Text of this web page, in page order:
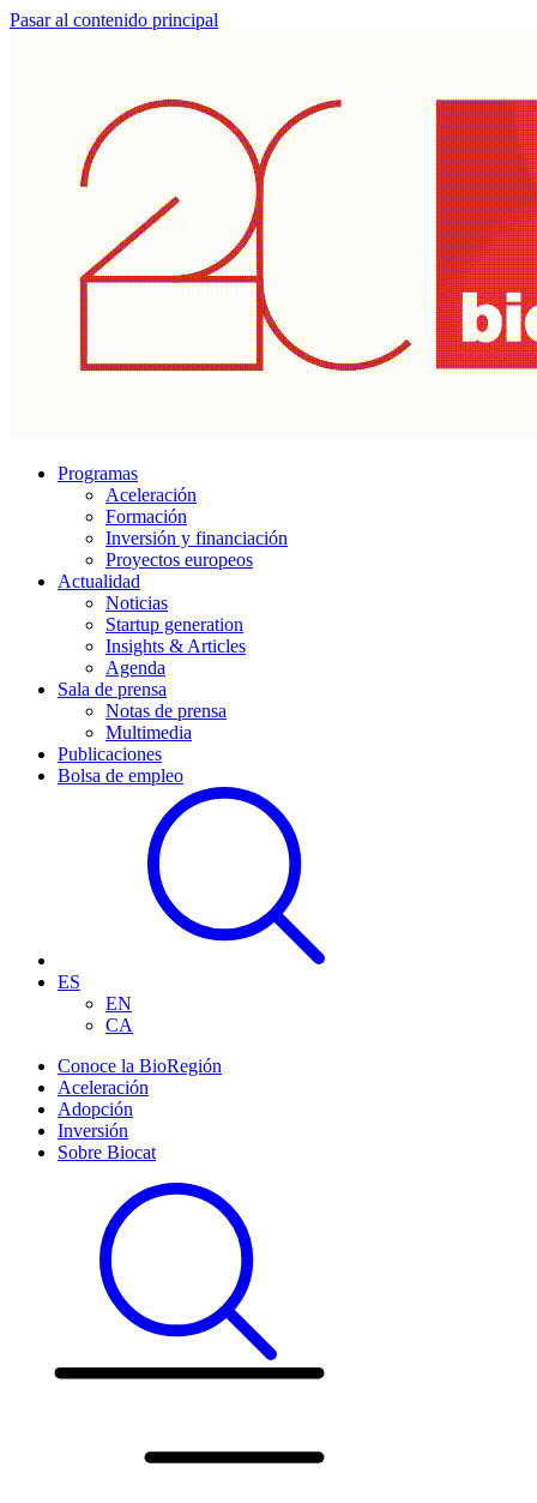
Pasar al contenido principal
Programas
Aceleración
Formación
Inversión y financiación
Proyectos europeos
Actualidad
Noticias
Startup generation
Insights & Articles
Agenda
Sala de prensa
Notas de prensa
Multimedia
Publicaciones
Bolsa de empleo
ES
EN
CA
Conoce la BioRegión
Aceleración
Adopción
Inversión
Sobre Biocat